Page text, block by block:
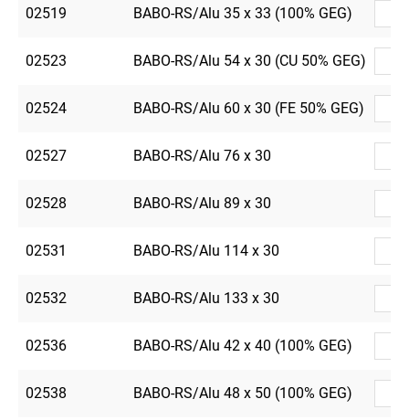
02519 BABO-RS/Alu 35 x 33 (100% GEG)
02523 BABO-RS/Alu 54 x 30 (CU 50% GEG)
02524 BABO-RS/Alu 60 x 30 (FE 50% GEG)
02527 BABO-RS/Alu 76 x 30
02528 BABO-RS/Alu 89 x 30
02531 BABO-RS/Alu 114 x 30
02532 BABO-RS/Alu 133 x 30
02536 BABO-RS/Alu 42 x 40 (100% GEG)
02538 BABO-RS/Alu 48 x 50 (100% GEG)